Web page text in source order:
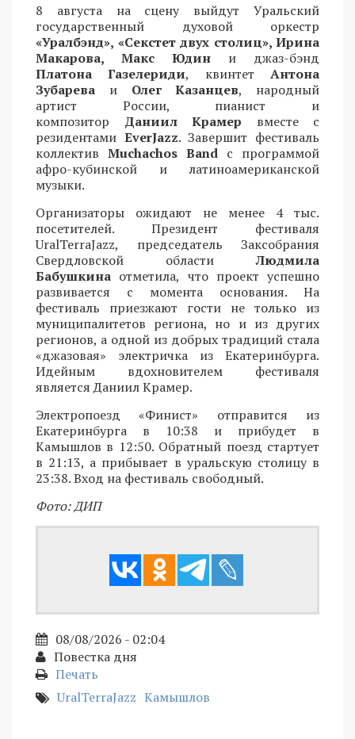
8 августа на сцену выйдут Уральский
государственный духовой оркестр
«Уралбэнд», «Секстет двух столиц», Ирина
Макарова, Макс Юдин и джаз-бэнд
Платона Газелериди, квинтетАнтона
Зубарева и Олег Казанцев, народный
артист России, пианист и
композитор Даниил Крамер вместе с
резидентами EverJazz. Завершит фестиваль
коллектив Muchachos Band с программой
афро-кубинской и латиноамериканской
музыки.
Организаторы ожидают не менее 4 тыс.
посетителей. Президент фестиваля
UralTerraJazz, председатель Заксобрания
Свердловской областиЛюдмила
Бабушкина отметила, что проект успешно
развивается с момента основания. На
фестиваль приезжают гости не только из
муниципалитетов региона, но и из других
регионов, а одной из добрых традиций стала
«джазовая» электричка из Екатеринбурга.
Идейным вдохновителем фестиваля
является Даниил Крамер.
Электропоезд «Финист» отправится из
Екатеринбурга в 10:38 и прибудет в
Камышлов в 12:50. Обратный поезд стартует
в 21:13, а прибывает в уральскую столицу в
23:38. Вход на фестиваль свободный.
Фото: ДИП
08/08/2026 - 02:04
Повестка дня
Печать
UralTerraJazz Камышлов